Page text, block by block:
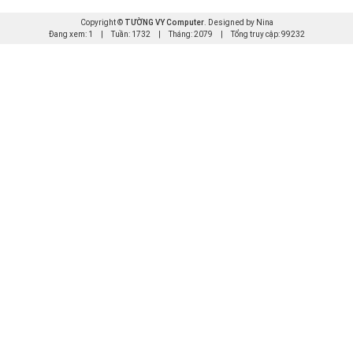
Copyright © TƯỜNG VY Computer. Designed by Nina
Đang xem: 1
Tuần: 1732 Tháng: 2079 Tổng truy cập: 99232